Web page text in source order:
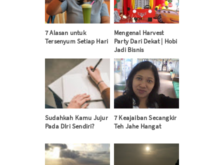
7 Alasan untuk
Tersenyum Setiap Hari
Mengenal Harvest
Party Dari Dekat | Hobi
Jadi Bisnis
Sudahkah Kamu Jujur
Pada DIri Sendiri?
7 Keajaiban Secangkir
Teh Jahe Hangat